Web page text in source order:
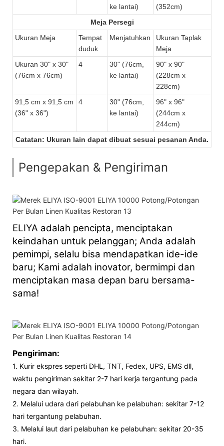
ke lantai)
(352cm)
Meja Persegi
Ukuran Meja
Tempat
duduk
Menjatuhkan
Ukuran Taplak
Meja
Ukuran 30" x 30"
(76cm x 76cm)
4
30" (76cm,
ke lantai)
90" x 90"
(228cm x
228cm)
91,5 cm x 91,5 cm
(36" x 36")
4
30" (76cm,
ke lantai)
96" x 96"
(244cm x
244cm)
Catatan: Ukuran lain dapat dibuat sesuai pesanan Anda.
Pengepakan & Pengiriman
ELIYA adalah pencipta, menciptakan
keindahan untuk pelanggan; Anda adalah
pemimpi, selalu bisa mendapatkan ide-ide
baru; Kami adalah inovator, bermimpi dan
menciptakan masa depan baru bersama-
sama!
Pengiriman:
1. Kurir ekspres seperti DHL, TNT, Fedex, UPS, EMS dll,
waktu pengiriman sekitar 2-7 hari kerja tergantung pada
negara dan wilayah.
2. Melalui udara dari pelabuhan ke pelabuhan: sekitar 7-12
hari tergantung pelabuhan.
3. Melalui laut dari pelabuhan ke pelabuhan: sekitar 20-35
hari.